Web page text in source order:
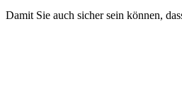
Damit Sie auch sicher sein können,